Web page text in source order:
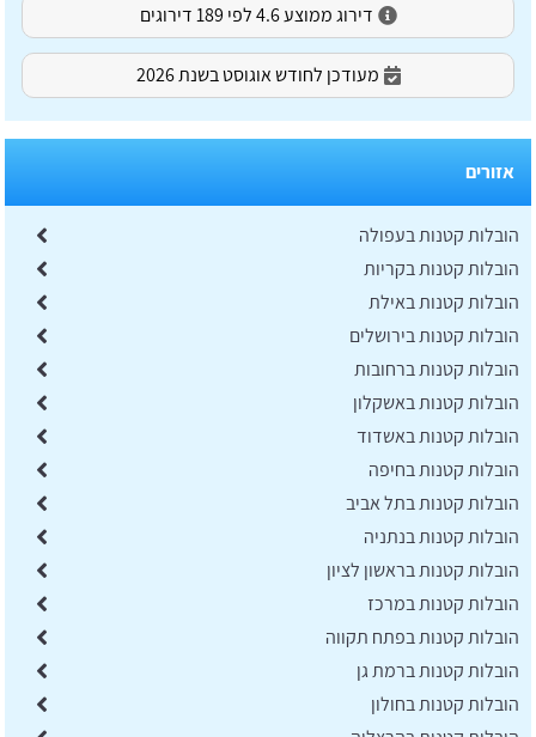
דירוג ממוצע 4.6 לפי 189 דירוגים
מעודכן לחודש אוגוסט בשנת 2026
אזורים
הובלות קטנות בעפולה
הובלות קטנות בקריות
הובלות קטנות באילת
הובלות קטנות בירושלים
הובלות קטנות ברחובות
הובלות קטנות באשקלון
הובלות קטנות באשדוד
הובלות קטנות בחיפה
הובלות קטנות בתל אביב
הובלות קטנות בנתניה
הובלות קטנות בראשון לציון
הובלות קטנות במרכז
הובלות קטנות בפתח תקווה
הובלות קטנות ברמת גן
הובלות קטנות בחולון